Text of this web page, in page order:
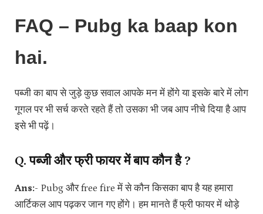
FAQ – Pubg ka baap kon
hai.
पब्जी का बाप से जुड़े कुछ सवाल आपके मन में होंगे या इसके बारे में लोग
गूगल पर भी सर्च करते रहते हैं तो उसका भी जब आप नीचे दिया है आप
इसे भी पढ़ें।
Q. पब्जी और फ्री फायर में बाप कौन है ?
Ans:- Pubg और free fire में से कौन किसका बाप है यह हमारा
आर्टिकल आप पढ़कर जान गए होंगे। हम मानते हैं फ्री फायर में थोड़े